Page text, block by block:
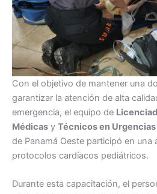
Con el objetivo de mantener una
garantizar la atención de alta
emergencia, el equipo de
Médicas y Técnicos en
de Panamá Oeste participó en una
protocolos cardíacos pediátricos.
Durante esta capacitación, el